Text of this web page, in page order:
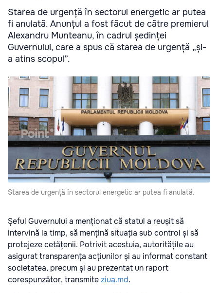
Starea de urgență în sectorul energetic ar putea
fi anulată. Anunțul a fost făcut de către premierul
Alexandru Munteanu, în cadrul ședinței
Guvernului, care a spus că starea de urgență „și-
a atins scopul”.
Starea de urgență în sectorul energetic ar putea fi anulată.
Șeful Guvernului a menționat că statul a reușit să
intervină la timp, să mențină situația sub control și să
protejeze cetățenii. Potrivit acestuia, autoritățile au
asigurat transparența acțiunilor și au informat constant
societatea, precum și au prezentat un raport
corespunzător, transmiteziua.md.